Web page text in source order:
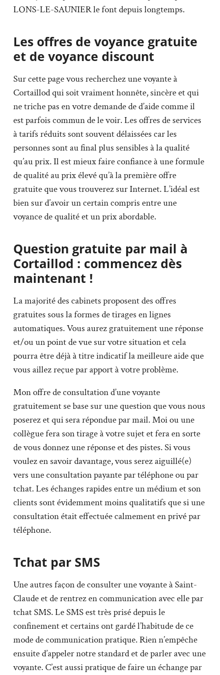
LONS-LE-SAUNIER le font depuis longtemps.
Les offres de voyance gratuite
et de voyance discount
Sur cette page vous recherchez une voyante à
Cortaillod qui soit vraiment honnête, sincère et qui
ne triche pas en votre demande de d’aide comme il
est parfois commun de le voir. Les offres de services
à tarifs réduits sont souvent délaissées car les
personnes sont au final plus sensibles à la qualité
qu’au prix. Il est mieux faire confiance à une formule
de qualité au prix élevé qu’à la première offre
gratuite que vous trouverez sur Internet. L’idéal est
bien sur d’avoir un certain compris entre une
voyance de qualité et un prix abordable.
Question gratuite par mail à
Cortaillod : commencez dès
maintenant !
La majorité des cabinets proposent des offres
gratuites sous la formes de tirages en lignes
automatiques. Vous aurez gratuitement une réponse
et/ou un point de vue sur votre situation et cela
pourra être déjà à titre indicatif la meilleure aide que
vous aillez reçue par apport à votre problème.
Mon offre de consultation d’une voyante
gratuitement se base sur une question que vous nous
poserez et qui sera répondue par mail. Moi ou une
collègue fera son tirage à votre sujet et fera en sorte
de vous donnez une réponse et des pistes. Si vous
voulez en savoir davantage, vous serez aiguillé(e)
vers une consultation payante par téléphone ou par
tchat. Les échanges rapides entre un médium et son
clients sont évidemment moins qualitatifs que si une
consultation était effectuée calmement en privé par
téléphone.
Tchat par SMS
Une autres façon de consulter une voyante à Saint-
Claude et de rentrez en communication avec elle par
tchat SMS. Le SMS est très prisé depuis le
confinement et certains ont gardé l’habitude de ce
mode de communication pratique. Rien n’empêche
ensuite d’appeler notre standard et de parler avec une
voyante. C’est aussi pratique de faire un échange par